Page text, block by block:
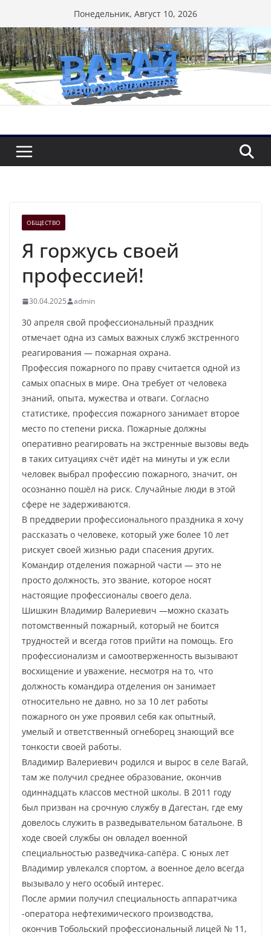
к
содержимому
Понедельник, Август 10, 2026
ОБЩЕСТВО
Я горжусь своей
профессией!
30.04.2025 admin
30 апреля свой профессиональный праздник
отмечает одна из самых важных служб экстренного
реагирования — пожарная охрана.
Профессия пожарного по праву считается одной из
самых опасных в мире. Она требует от человека
знаний, опыта, мужества и отваги. Согласно
статистике, профессия пожарного занимает второе
место по степени риска. Пожарные должны
оперативно реагировать на экстренные вызовы ведь
в таких ситуациях счёт идёт на минуты и уж если
человек выбрал профессию пожарного, значит, он
осознанно пошёл на риск. Случайные люди в этой
сфере не задерживаются.
В преддверии профессионального праздника я хочу
рассказать о человеке, который уже более 10 лет
рискует своей жизнью ради спасения других.
Командир отделения пожарной части — это не
просто должность, это звание, которое носят
настоящие профессионалы своего дела.
Шишкин Владимир Валериевич —можно сказать
потомственный пожарный, который не боится
трудностей и всегда готов прийти на помощь. Его
профессионализм и самоотверженность вызывают
восхищение и уважение, несмотря на то, что
должность командира отделения он занимает
относительно не давно, но за 10 лет работы
пожарного он уже проявил себя как опытный,
умелый и ответственный огнеборец знающий все
тонкости своей работы.
Владимир Валериевич родился и вырос в селе Вагай,
там же получил среднее образование, окончив
одиннадцать классов местной школы. В 2011 году
был призван на срочную службу в Дагестан, где ему
довелось служить в разведывательном батальоне. В
ходе своей службы он овладел военной
специальностью разведчика-сапёра. С юных лет
Владимир увлекался спортом, а военное дело всегда
вызывало у него особый интерес.
После армии получил специальность аппаратчика
-оператора нефтехимического производства,
окончив Тобольский профессиональный лицей № 11,